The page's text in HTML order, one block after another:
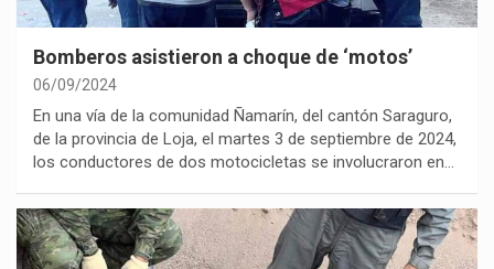
Bomberos asistieron a choque de ‘motos’
06/09/2024
En una vía de la comunidad Ñamarín, del cantón Saraguro,
de la provincia de Loja, el martes 3 de septiembre de 2024,
los conductores de dos motocicletas se involucraron en…